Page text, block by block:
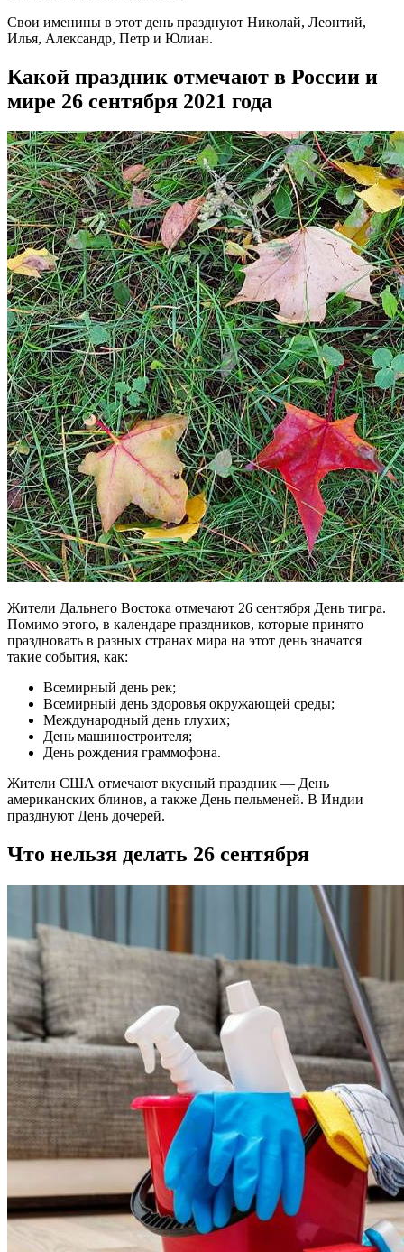
Свои именины в этот день празднуют Николай, Леонтий,
Илья, Александр, Петр и Юлиан.
Какой праздник отмечают в России и
мире 26 сентября 2021 года
Жители Дальнего Востока отмечают 26 сентября День тигра.
Помимо этого, в календаре праздников, которые принято
праздновать в разных странах мира на этот день значатся
такие события, как:
Всемирный день рек;
Всемирный день здоровья окружающей среды;
Международный день глухих;
День машиностроителя;
День рождения граммофона.
Жители США отмечают вкусный праздник — День
американских блинов, а также День пельменей. В Индии
празднуют День дочерей.
Что нельзя делать 26 сентября